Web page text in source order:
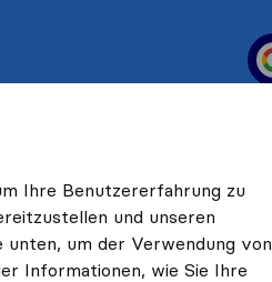
Ihre Benutzererfahrung zu
und unseren
unten, um der Verwendung von
Informationen, wie Sie Ihre